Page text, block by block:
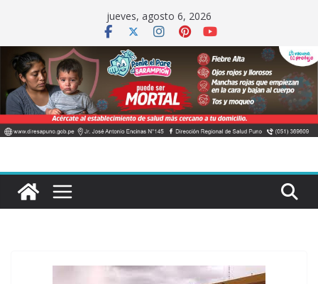
contenido
jueves, agosto 6, 2026